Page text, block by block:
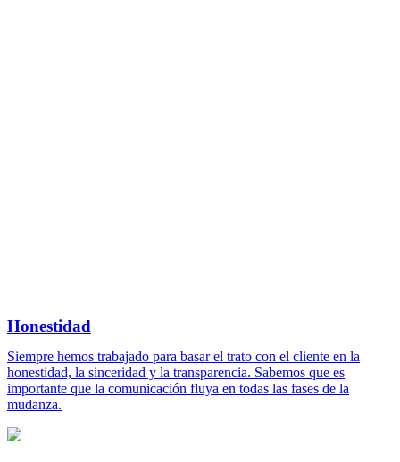
Honestidad
Siempre hemos trabajado para basar el trato con el cliente en la
honestidad, la sinceridad y la transparencia. Sabemos que es
importante que la comunicación fluya en todas las fases de la
mudanza.